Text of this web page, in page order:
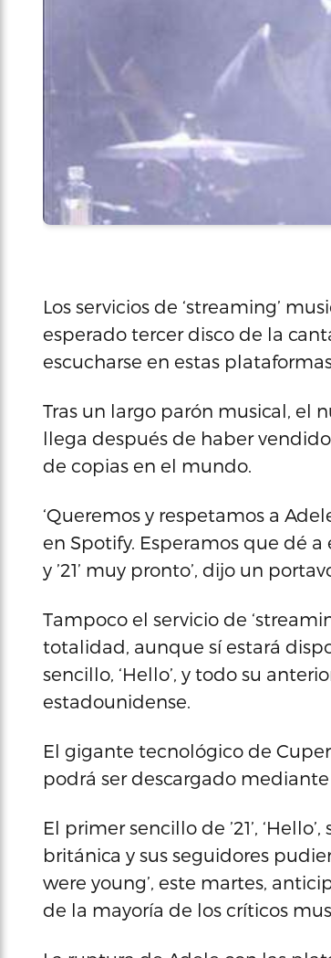
Los servicios de ‘streaming’
esperado tercer disco de la
escucharse en estas
Tras un largo parón musical, el
llega después de haber vendido
de copias en el mundo.
‘Queremos y respetamos a
en Spotify. Esperamos que dé a
y ’21’ muy pronto’, dijo un
Tampoco el servicio de
totalidad, aunque sí estará
sencillo, ‘Hello’, y todo su
estadounidense.
El gigante tecnológico de
podrá ser descargado
El primer sencillo de ’21’,
británica y sus seguidores
were young’, este martes,
de la mayoría de los críticos